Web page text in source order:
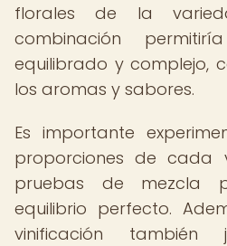
florales de la
combinación
equilibrado y complejo,
los aromas y sabores.
Es importante
proporciones de cada
pruebas de mezcla
equilibrio perfecto.
vinificación